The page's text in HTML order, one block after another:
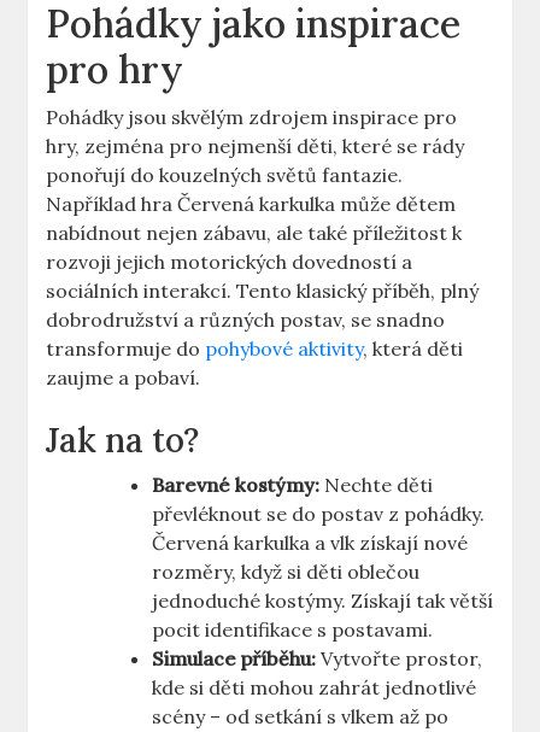
Pohádky ​jako‌ inspirace
pro‌ hry
Pohádky jsou skvělým zdrojem inspirace pro
hry, zejména pro nejmenší děti, ​které ‍se rády
ponořují do kouzelných světů fantazie.
Například hra Červená⁢ karkulka může​ dětem
nabídnout ​nejen zábavu, ale také příležitost ‌k
rozvoji jejich motorických dovedností⁢ a⁢
sociálních interakcí. Tento klasický příběh, plný
dobrodružství a různých postav,⁤ se‌ snadno
‌transformuje do ⁤ pohybové ⁢aktivity, která⁤ děti
zaujme a pobaví.
Jak ‍na to?
Barevné kostýmy: Nechte děti
převléknout ‍se⁤ do postav z⁣ pohádky.
Červená⁢ karkulka ⁢a ​vlk získají nové
rozměry, když⁢ si děti oblečou
jednoduché ​kostýmy. Získají‍ tak větší
pocit identifikace s postavami.
Simulace příběhu: Vytvořte‌ prostor,
kde si ‌děti mohou zahrát ⁤jednotlivé
scény – od setkání s ⁢vlkem až po⁣